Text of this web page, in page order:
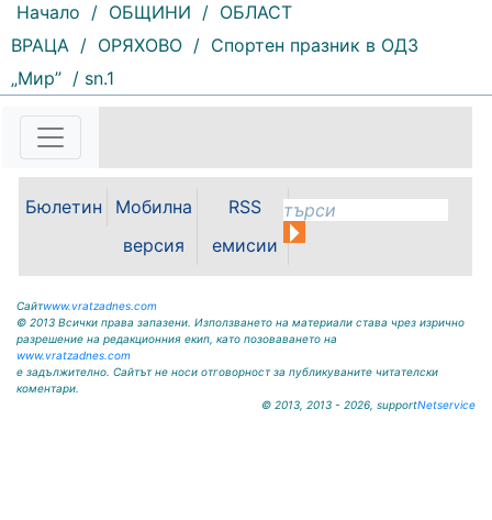
141 |
Вършец посрещна с бурни
българската музика – MONA. Със
своята енергия, силно сценично
присъствие и неповторимо
съчетание на съвременно
звучене и български фолклор,
MONA запали сърцата...
Начало / ОБЩИНИ / ОБЛАСТ
ВРАЦА / ОРЯХОВО / Спортен празник в ОДЗ
„Мир” / sn.1
Бюлетин
Мобилна
версия
RSS
емисии
Сайтwww.vratzadnes.com
© 2013 Всички права запазени. Използването на материали става чрез изрично
разрешение на редакционния екип, като позоваването на
www.vratzadnes.com
е задължително. Сайтът не носи отговорност за публикуваните читателски
коментари.
© 2013, 2013 - 2026, supportNetservice